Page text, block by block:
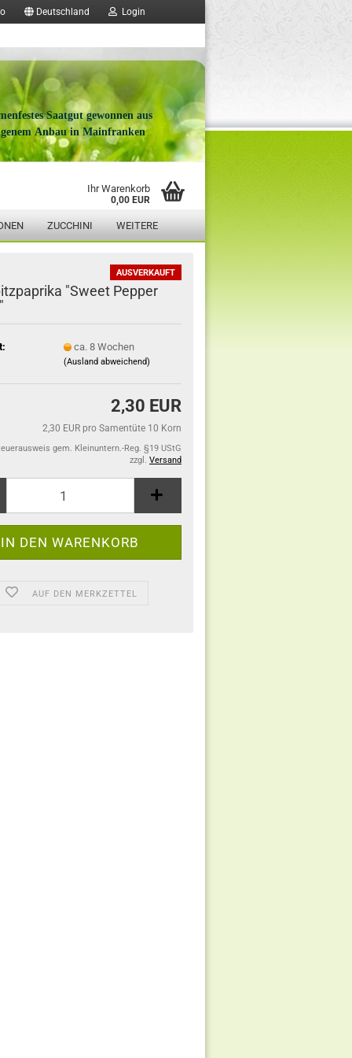
Deutschland Login
Saatgut gewonnen aus
Anbau in Mainfranken
Ihr Warenkorb
0,00 EUR
ZUCCHINI WEITERE
AUSVERKAUFT
"Sweet Pepper
ca. 8 Wochen
(Ausland abweichend)
2,30 EUR
2,30 EUR pro Samentüte 10 Korn
gem. Kleinuntern.-Reg. §19 UStG
zzgl. Versand
AUF DEN MERKZETTEL